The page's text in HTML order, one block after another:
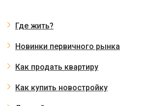
Где жить?
Новинки первичного рынка
Как продать квартиру
Как купить новостройку